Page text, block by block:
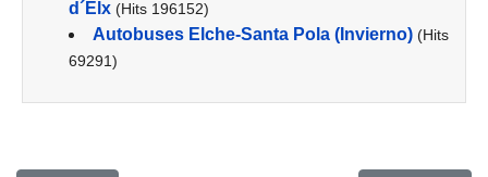
d´Elx (Hits 196152)
Autobuses Elche-Santa Pola (Invierno) (Hits
69291)